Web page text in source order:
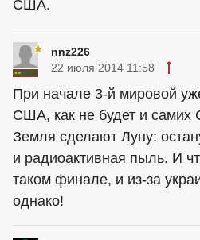
США.
nnz226
22 июля 2014 11:58
При начале 3-й мировой
США, как не будет и
Земля сделают Луну:
и радиоактивная пыль. И
таком финале, и из-за
однако!